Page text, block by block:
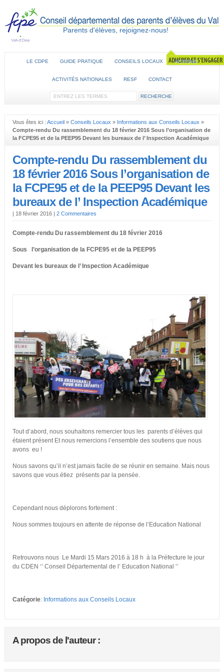
Parents d'élèves, rejoignez-nous!
LE CDPE GUIDE PRATIQUE CONSEILS LOCAUX ACTIONS
ACTIVITÉS NATIONALES RESF CONTACT
Vous êtes ici : Accueil» Conseils Locaux » Informations aux Conseils Locaux »
Compte-rendu Du rassemblement du 18 février 2016 Sous l’organisation de
la FCPE95 et de la PEEP95 Devant les bureaux de l’ Inspection Académique
Compte-rendu Du rassemblement du
18 février 2016 Sous l’organisation de
la FCPE95 et de la PEEP95 Devant les
bureaux de l’ Inspection Académique
| 18 février 2016 | 2 Commentaires
Compte-rendu Du rassemblement du 18 février 2016
Sous l’organisation de la FCPE95 et de la PEEP95
Devant les bureaux de l’ Inspection Académique
Tout d’abord, nous souhaitons remercier tous les parents d’élèves qui
étaient présent Et nous remercions l’ensemble des soutiens que nous
avons eu !
Nous savons qu’il n’est jamais facile de se réunir en semaine. Mais nous
savons que vous étiez présents par la pensée.
Cependant nous déplorons fortement :
Nous sommes toujours en attente de réponse de l’Education National
Retrouvons nous Le Mardi 15 Mars 2016 à 18 h à la Préfecture le jour
du CDEN ‘’ Conseil Départemental de l’ Education National ‘’
Catégorie: Informations aux Conseils Locaux
A propos de l'auteur :